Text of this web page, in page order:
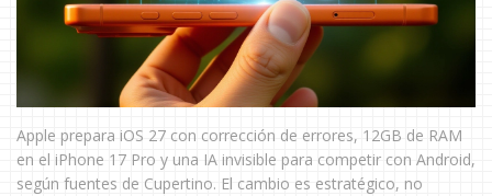
Apple prepara iOS 27 con corrección de errores, 12GB de RAM
en el iPhone 17 Pro y una IA invisible para competir con Android,
según fuentes de Cupertino. El cambio es estratégico, no